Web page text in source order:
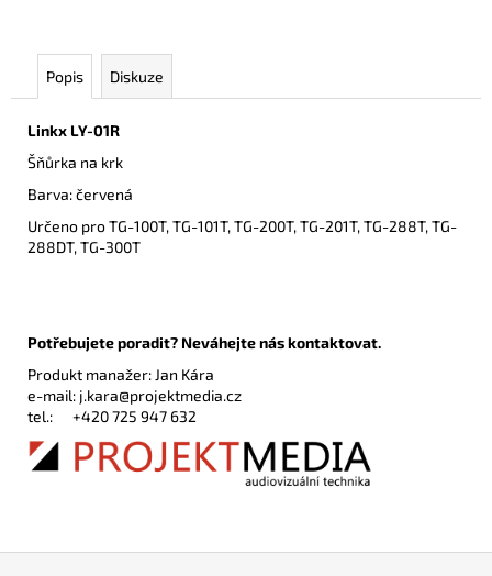
Popis Diskuze
Linkx LY-01R
Šňůrka na krk
Barva: červená
Určeno pro TG-100T, TG-101T, TG-200T, TG-201T, TG-288T, TG-
288DT, TG-300T
Potřebujete poradit? Neváhejte nás kontaktovat.
Produkt manažer: Jan Kára
e-mail: j.kara@projektmedia.cz
tel.: +420 725 947 632